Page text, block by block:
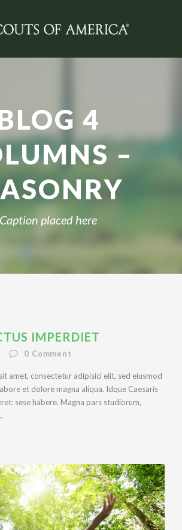
4
–
Caption placed here
IMPERDIET
0 Comment
amet, consectetur adipisici elit, sed eiusmod
et dolore magna aliqua. Idque Caesaris
sese habere. Magna pars studiorum,